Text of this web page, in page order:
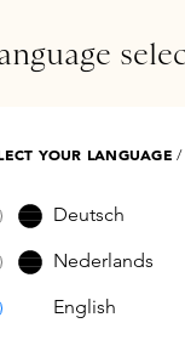
Skins
YOUR LANGUAGE /
Deutsch
Nederlands
English